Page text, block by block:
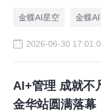
家、行业管理者，共
机遇。
金蝶AI星空 金蝶
2026-06-30
AI+管理 成就不
金华站圆满落幕